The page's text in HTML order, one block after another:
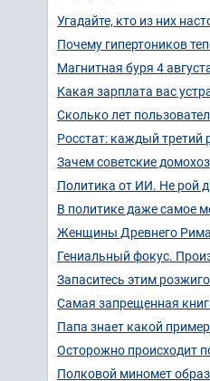
Угадайте, кто из них
Почему гипертоников
Магнитная буря 4
Какая зарплата вас
Сколько лет
Росстат: каждый третий
Зачем советские
Политика от ИИ. Не рой
В политике даже самое
Женщины Древнего
Гениальный фокус.
Запаситесь этим
Самая запрещенная
Папа знает какой
Осторожно происходит
Полковой миномет